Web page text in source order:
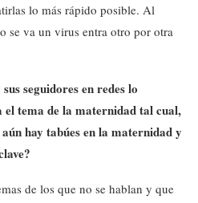
lo más rápido posible. Al
se va un virus entra otro por otra
seguidores en redes lo
el tema de la maternidad tal cual,
hay tabúes en la maternidad y
de los que no se hablan y que